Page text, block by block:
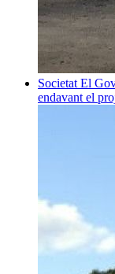
Societat El
endavant el